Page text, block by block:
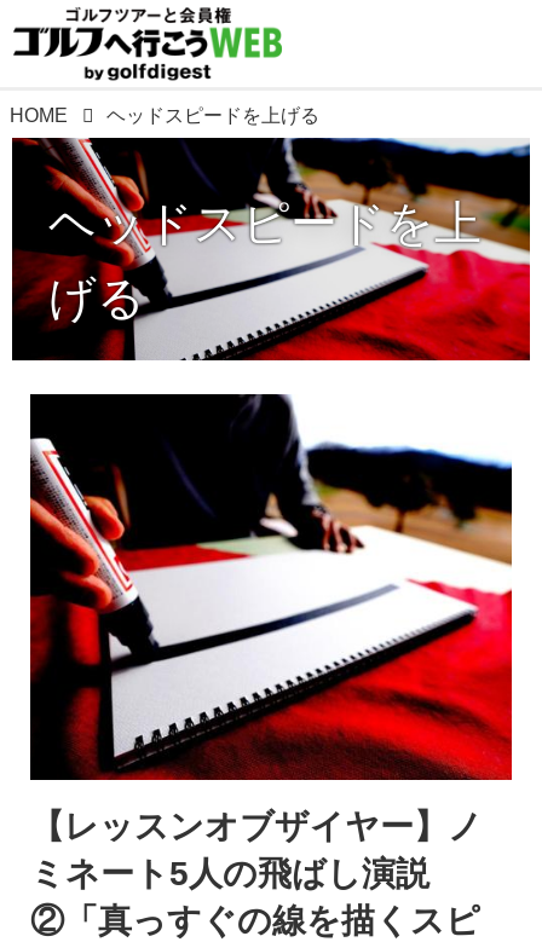
HOME ヘッドスピードを上げる
ヘッドスピードを上
げる
【レッスンオブザイヤー】ノ
ミネート5人の飛ばし演説
②「真っすぐの線を描くスピ